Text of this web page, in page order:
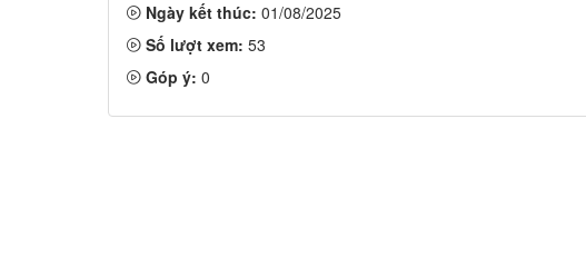
Ngày kết thúc: 01/08/2025
Số lượt xem: 53
Góp ý: 0